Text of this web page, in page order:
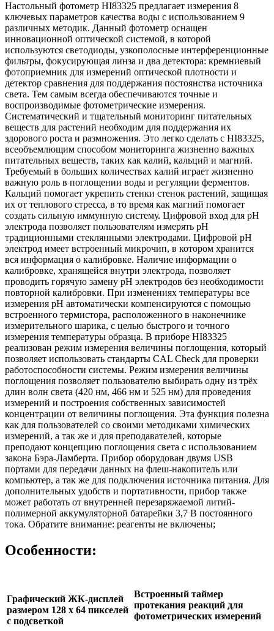
Настольный фотометр HI83325 предлагает измерения 8
ключевых параметров качества воды с использованием 9
различных методик. Данный фотометр оснащен
инновационной оптической системой, в которой
используются светодиоды, узкополосные интерференционные
фильтры, фокусирующая линза и два детектора: кремниевый
фотоприемник для измерений оптической плотности и
детектор сравнения для поддержания постоянства источника
света. Тем самым всегда обеспечиваются точные и
воспроизводимые фотометрические измерения.
Систематический и тщательный мониторинг питательных
веществ для растений необходим для поддержания их
здорового роста и размножения. Это легко сделать с HI83325,
всеобъемлющим способом мониторинга жизненно важных
питательных веществ, таких как калий, кальций и магний.
Требуемый в больших количествах калий играет жизненно
важную роль в поглощении воды и регуляции ферментов.
Кальций помогает укрепить стенки стенок растений, защищая
их от теплового стресса, в то время как магний помогает
создать сильную иммунную систему. Цифровой вход для pH
электрода позволяет пользователям измерять рН
традиционными стеклянными электродами. Цифровой pH
электрод имеет встроенный микрочип, в котором хранится
вся информация о калибровке. Наличие информации о
калибровке, хранящейся внутри электрода, позволяет
проводить горячую замену рН электродов без необходимости
повторной калибровки. При изменениях температуры все
измерения pH автоматически компенсируются с помощью
встроенного термистора, расположенного в наконечнике
измерительного шарика, с целью быстрого и точного
измерения температуры образца. В приборе HI83325
реализован режим измерения величины поглощения, который
позволяет использовать стандарты CAL Check для проверки
работоспособности системы. Режим измерения величины
поглощения позволяет пользователю выбирать одну из трёх
длин волн света (420 нм, 466 нм и 525 нм) для проведения
измерений и построения собственных зависимостей
концентрации от величины поглощения. Эта функция полезна
как для пользователей со своими методиками химических
измерений, а так же и для преподавателей, которые
преподают концепцию поглощения света с использованием
закона Бэра-Ламберта. Прибор оборудован двумя USB
портами для передачи данных на флеш-накопитель или
компьютер, а так же для подключения источника питания. Для
дополнительных удобств и портативности, прибор также
может работать от внутренней перезаряжаемой литий-
полимерной аккумуляторной батарейки 3,7 В постоянного
тока. Обратите внимание: реагенты не включены;
Особенности:
Графический ЖК-дисплей
размером 128 x 64 пикселей
с подсветкой
Встроенный таймер
протекания реакций для
фотометрических измерений